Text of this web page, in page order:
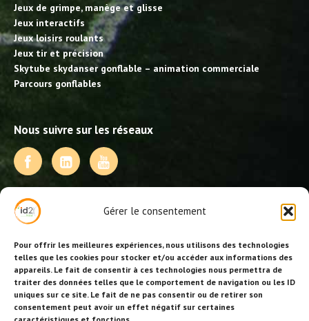
Gérer le consentement
Pour offrir les meilleures expériences, nous utilisons des technologies
telles que les cookies pour stocker et/ou accéder aux informations des
appareils. Le fait de consentir à ces technologies nous permettra de
traiter des données telles que le comportement de navigation ou les ID
uniques sur ce site. Le fait de ne pas consentir ou de retirer son
consentement peut avoir un effet négatif sur certaines
Jeux de grimpe, manège et glisse
Jeux interactifs
Jeux loisirs roulants
Jeux tir et précision
Skytube skydanser gonflable – animation commerciale
Parcours gonflables
Nous suivre sur les réseaux
NOS PRESTATIONS
Activités, jeux et animations BDE
Animations événementielles
Animations EVJF – EVJG
Animations hôtellerie
Animations anniversaires
Collectivités, centres de loisirs et jeunesse